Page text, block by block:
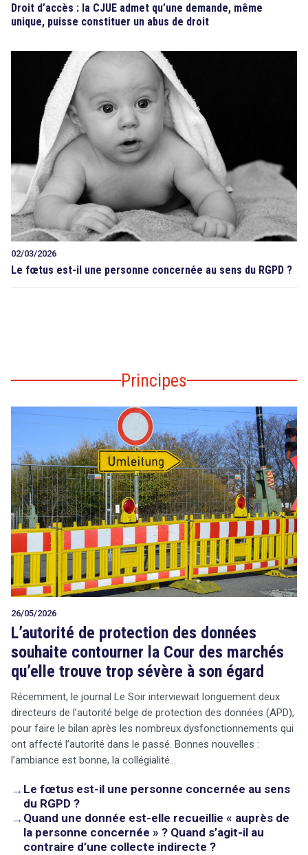
Droit d’accès : la CJUE admet qu’une demande, même
unique, puisse constituer un abus de droit
02/03/2026
Le fœtus est-il une personne concernée au sens du RGPD ?
Principes
26/05/2026
L’autorité de protection des données
souhaite contourner la Cour des marchés
qu’elle trouve trop sévère à son égard
Récemment, le journal Le Soir interviewait longuement deux
directeurs de l’autorité belge de protection des données (APD),
pour faire le bilan après les nombreux dysfonctionnements qui
ont affecté l’autorité dans le passé. Bonnes nouvelles :
l’ambiance est bonne, la collégialité…
→ Le fœtus est-il une personne concernée au sens
du RGPD ?
→ Quand une donnée est-elle recueillie « auprès de
la personne concernée » ? Quand s’agit-il au
contraire d’une collecte indirecte ?